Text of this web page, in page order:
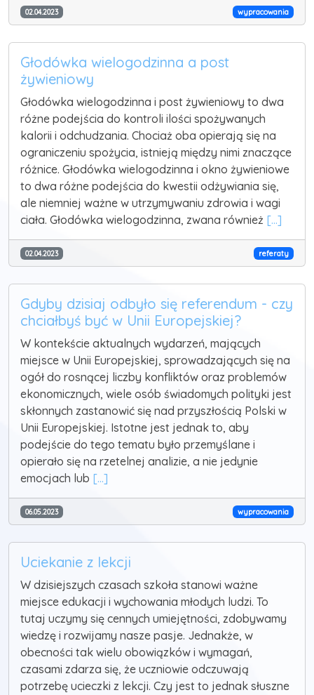
02.04.2023 wypracowania
Głodówka wielogodzinna a post
żywieniowy
Głodówka wielogodzinna i post żywieniowy to dwa
różne podejścia do kontroli ilości spożywanych
kalorii i odchudzania. Chociaż oba opierają się na
ograniczeniu spożycia, istnieją między nimi znaczące
różnice. Głodówka wielogodzinna i okno żywieniowe
to dwa różne podejścia do kwestii odżywiania się,
ale niemniej ważne w utrzymywaniu zdrowia i wagi
ciała. Głodówka wielogodzinna, zwana również [...]
02.04.2023 referaty
Gdyby dzisiaj odbyło się referendum - czy
chciałbyś być w Unii Europejskiej?
W kontekście aktualnych wydarzeń, mających
miejsce w Unii Europejskiej, sprowadzających się na
ogół do rosnącej liczby konfliktów oraz problemów
ekonomicznych, wiele osób świadomych polityki jest
skłonnych zastanowić się nad przyszłością Polski w
Unii Europejskiej. Istotne jest jednak to, aby
podejście do tego tematu było przemyślane i
opierało się na rzetelnej analizie, a nie jedynie
emocjach lub [...]
06.05.2023 wypracowania
Uciekanie z lekcji
W dzisiejszych czasach szkoła stanowi ważne
miejsce edukacji i wychowania młodych ludzi. To
tutaj uczymy się cennych umiejętności, zdobywamy
wiedzę i rozwijamy nasze pasje. Jednakże, w
obecności tak wielu obowiązków i wymagań,
czasami zdarza się, że uczniowie odczuwają
potrzebę ucieczki z lekcji. Czy jest to jednak słuszne